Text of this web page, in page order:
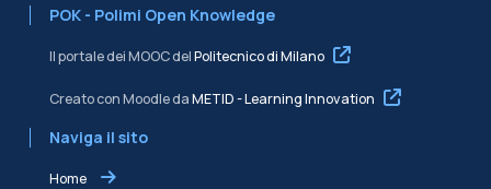
POK - Polimi Open Knowledge
Il portale dei MOOC delPolitecnico di Milano
Creato con Moodle daMETID - Learning Innovation
Naviga il sito
Home